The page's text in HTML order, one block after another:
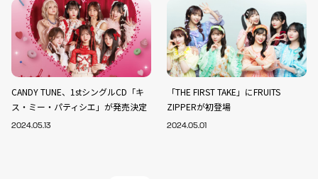
CANDY TUNE、1stシングルCD「キ
ス・ミー・パティシエ」が発売決定
2024.05.13
「THE FIRST TAKE」にFRUITS
ZIPPERが初登場
2024.05.01